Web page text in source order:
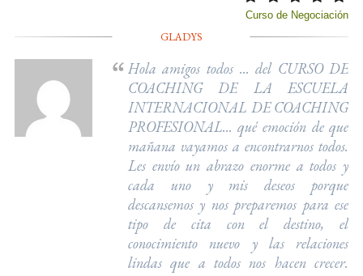
Curso de Negociación
GLADYS
Hola amigos todos ... del CURSO DE
COACHING DE LA ESCUELA
INTERNACIONAL DE COACHING
PROFESIONAL... qué emoción de que
mañana vayamos a encontrarnos todos.
Les envío un abrazo enorme a todos y
cada uno y mis deseos porque
descansemos y nos preparemos para ese
tipo de cita con el destino, el
conocimiento nuevo y las relaciones
lindas que a todos nos hacen crecer.